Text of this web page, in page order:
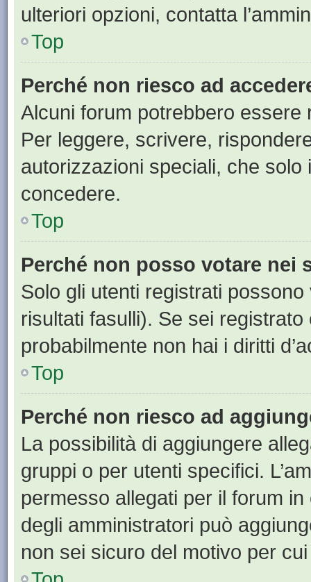
ulteriori opzioni, contatta
Top
Perché non riesco ad
Alcuni forum potrebbero
Per leggere, scrivere,
autorizzazioni speciali, che solo
concedere.
Top
Perché non posso votare nei
Solo gli utenti registrati
risultati fasulli). Se sei
probabilmente non hai i diritti
Top
Perché non riesco ad
La possibilità di aggiungere
gruppi o per utenti specifici.
permesso allegati per il forum
degli amministratori può
non sei sicuro del motivo per